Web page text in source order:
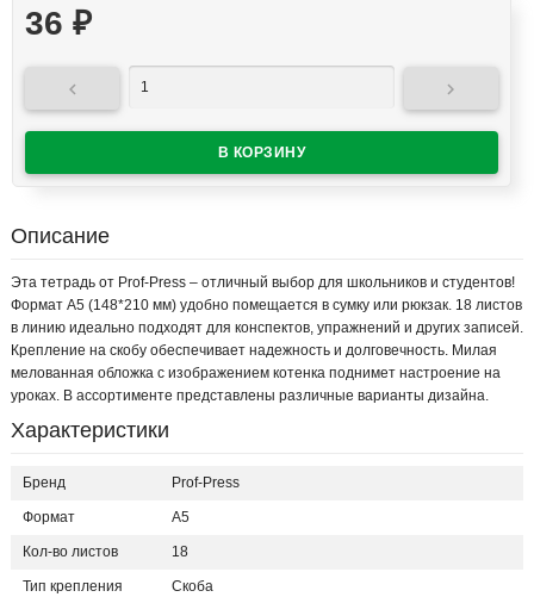
36 ₽
 
Описание
Эта тетрадь от Prof-Press – отличный выбор для школьников и студентов!
Формат А5 (148*210 мм) удобно помещается в сумку или рюкзак. 18 листов
в линию идеально подходят для конспектов, упражнений и других записей.
Крепление на скобу обеспечивает надежность и долговечность. Милая
мелованная обложка с изображением котенка поднимет настроение на
уроках. В ассортименте представлены различные варианты дизайна.
Характеристики
Бренд Prof-Press
Формат А5
Кол-во листов 18
Тип крепления Скоба